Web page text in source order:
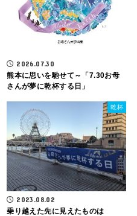
2026.07.30
熊本に思いを馳せて～「7.30お母
さんが夢に乾杯する日」
乾杯
2023.08.02
乗り越えた先に見えたものは